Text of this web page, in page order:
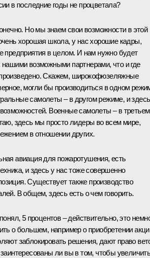
в последние годы не процветала?
Но мы знаем свои возможности в этой
хорошая школа, у нас хорошие кадры,
предприятия в целом. И нам нужно будет
нашими возможными партнерами, что и где
Скажем, широкофюзеляжные
могли бы производиться в одном
самолеты – в другом режиме, и здесь
Военные самолеты – в третьем
здесь мы просто лидеры во всем мире,
в отношении других.
авиация для пожаротушения, есть
и здесь у нас тоже совершенно
Существует также производство
В общем, здесь есть о чем говорить.
5 процентов – действительно, это
о большем, например о приобретении
заблокировать решения, дают право
ли вы в том, чтобы